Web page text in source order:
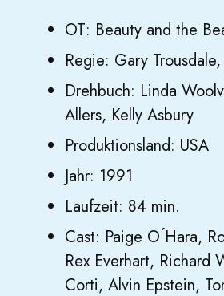
OT: Beauty and the
Regie: Gary
Drehbuch: Linda
Allers, Kelly Asbury
Produktionsland: USA
Jahr: 1991
Laufzeit: 84 min.
Cast: Paige O ́Hara,
Rex Everhart, Richard
Corti, Alvin Epstein,